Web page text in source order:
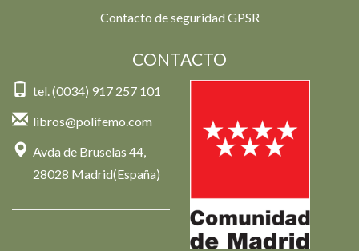
Contacto de seguridad GPSR
CONTACTO
tel. (0034) 917 257 101
libros@polifemo.com
Avda de Bruselas 44,
28028 Madrid(España)